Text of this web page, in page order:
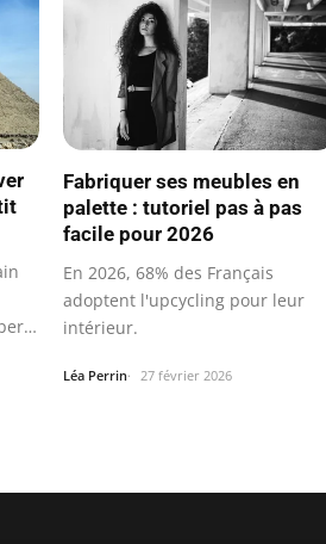
Fabriquer ses meubles en
palette : tutoriel pas à pas
facile pour 2026
En 2026, 68% des Français
adoptent l'upcycling pour leur
intérieur.
Léa Perrin 27 février 2026